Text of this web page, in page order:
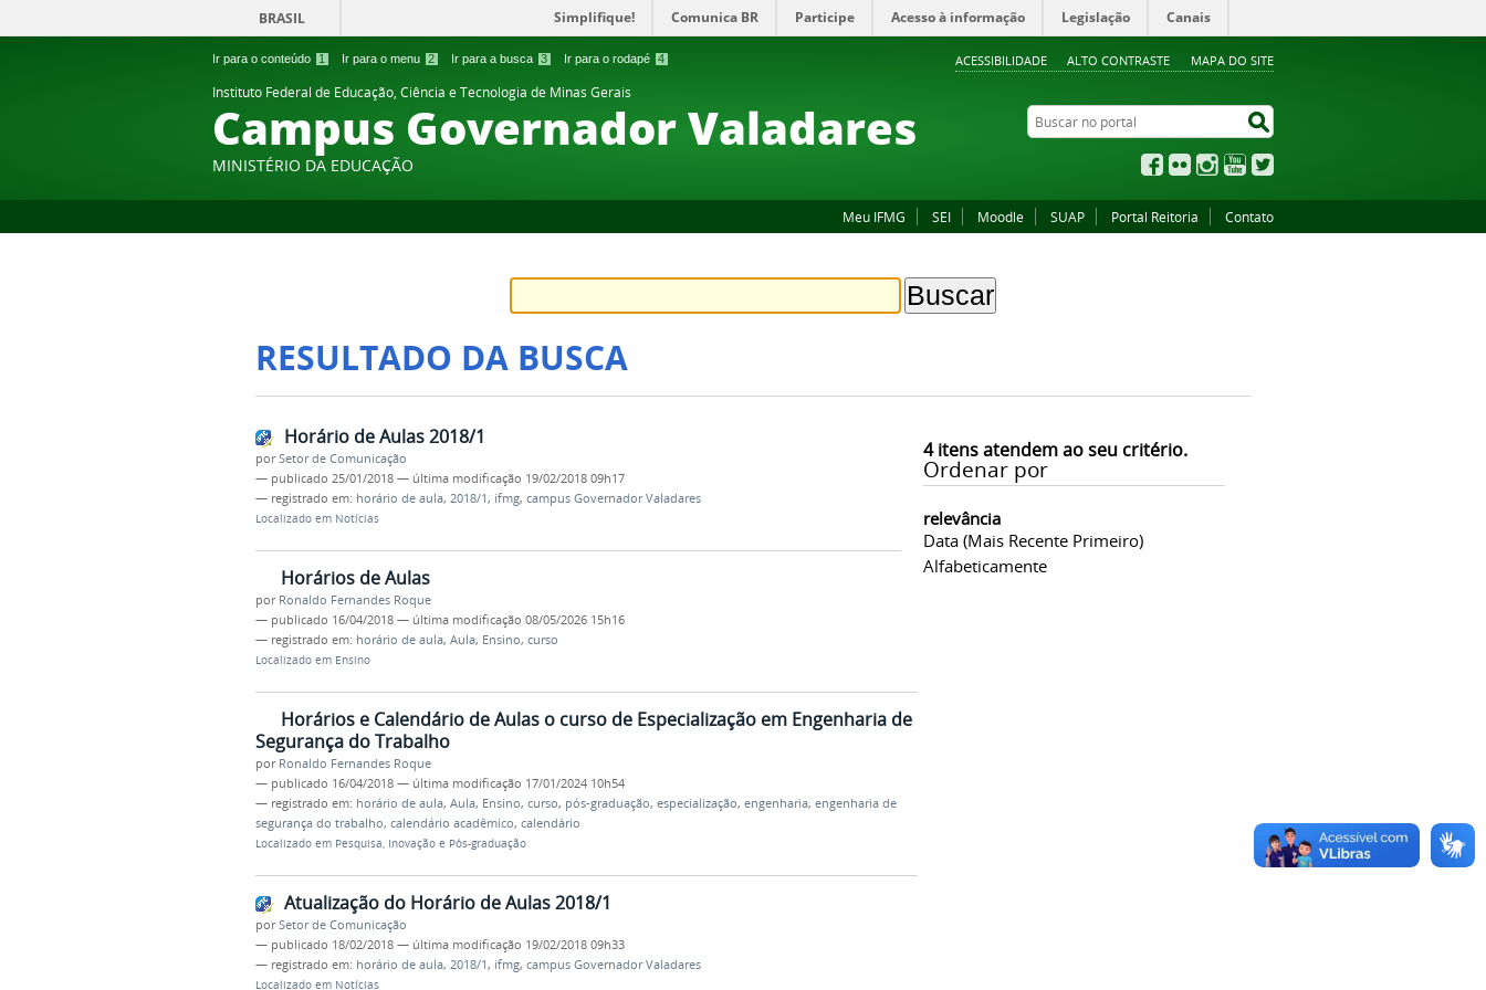
Ir para o conteúdo 1 Ir para o menu 2 Ir para a busca 3 Ir para o rodapé 4 ACESSIBILIDADE ALTO CONTRASTE MAPA DO SITE
BRASIL Simplifique! Comunica BR Participe Acesso à informação Legislação Canais
Instituto Federal de Educação, Ciência e Tecnologia de Minas Gerais
Campus Governador Valadares
MINISTÉRIO DA EDUCAÇÃO
Buscar no portal
Facebook
Flickr InstagramYouTube
Meu IFMG SEI Moodle SUAP Portal Reitoria Contato
RESULTADO DA BUSCA
4itens atendem ao seu critério.
Ordenar por
relevância
Data (mais Recente Primeiro)
Alfabeticamente
Horário de Aulas 2018/1
porSetor de Comunicação
— publicado 25/01/2018 — última modificação 19/02/2018 09h17
— registrado em: horário de aula, 2018/1, ifmg, campus Governador Valadares
Localizado em Notícias
Horários de Aulas
por Ronaldo Fernandes Roque
— publicado 16/04/2018 — última modificação 08/05/2026 15h16
— registrado em: horário de aula, Aula, Ensino, curso
Localizado em Ensino
Horários e Calendário de Aulas o curso de Especialização em Engenharia de
Segurança do Trabalho
por Ronaldo Fernandes Roque
— publicado 16/04/2018 — última modificação 17/01/2024 10h54
— registrado em: horário de aula, Aula, Ensino, curso, pós-graduação, especialização, engenharia, engenharia de
segurança do trabalho, calendário acadêmico, calendário
Localizado em Pesquisa, Inovação e Pós-graduação
Atualização do Horário de Aulas 2018/1
porSetor de Comunicação
— publicado 18/02/2018 — última modificação 19/02/2018 09h33
— registrado em: horário de aula, 2018/1, ifmg, campus Governador Valadares
Localizado em Notícias